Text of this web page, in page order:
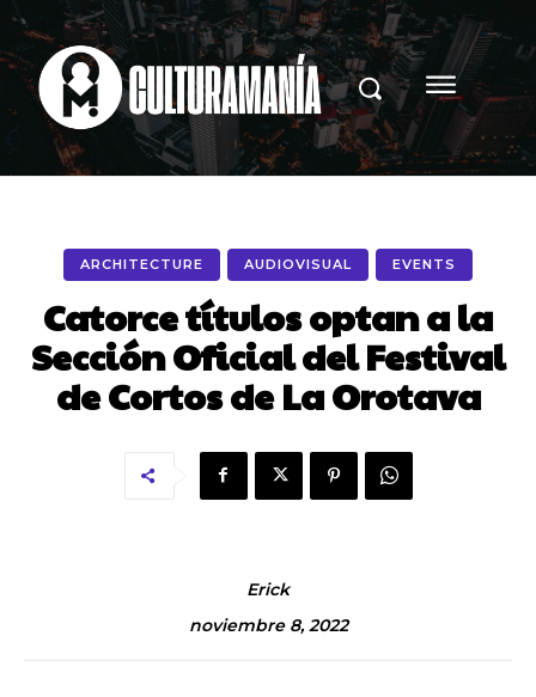
ARCHITECTURE AUDIOVISUAL EVENTS
Catorce títulos optan a la
Sección Oficial del Festival
de Cortos de La Orotava
Erick
noviembre 8, 2022